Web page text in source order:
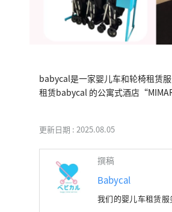
babycal是一家婴儿车和轮椅租赁
租赁babycal 的公寓式酒店
更新日期 : 2025.08.05
撰稿
Babycal
我们的婴儿车租赁